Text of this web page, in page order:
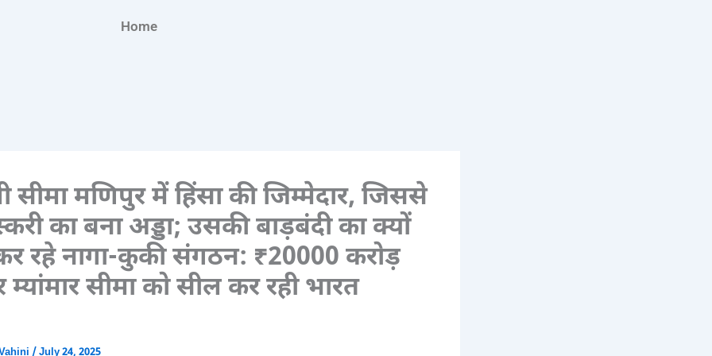
Home
सीमा मणिपुर में हिंसा की जिम्मेदार, जिससे
का बना अड्डा; उसकी बाड़बंदी का क्यों
रहे नागा-कुकी संगठन: ₹20000 करोड़
सीमा को सील कर रही भारत
/July 24, 2025